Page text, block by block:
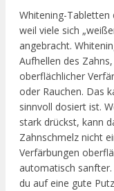
Whitening-Tabletten
weil viele sich
angebracht.
Aufhellen des
oberflächlicher
oder Rauchen. Das
sinnvoll dosiert ist.
stark drückst, kann
Zahnschmelz nicht
Verfärbungen
automatisch
du auf eine gute